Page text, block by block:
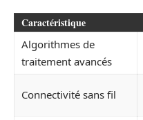
Caractéristique
Algorithmes de
traitement avancés
Connectivité sans fil